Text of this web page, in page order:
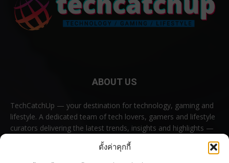
ตั้งค่าคุกกี้
ABOUT US
TechCatchUp — your destination for technology, gaming and
lifestyle. A dedicated team of tech lovers, gamers and lifestyle
curators delivering the latest trends, insights and highlights —